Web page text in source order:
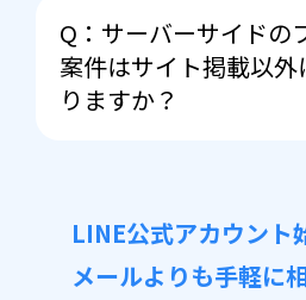
ャー企業様でよく採用
PHPなどの言語はフ
多く、C言語など組み
どは少ない傾向がござ
Q：サーバーサイドの
案件はサイト掲載以外
りますか？
す。会員登録すること
ご紹介可能となります
問い合わせください。
LINE公式アカウント
メールよりも手軽に